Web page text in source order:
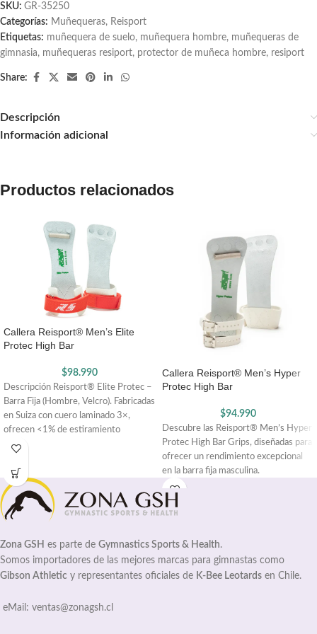
SKU: GR-35250
Categorías: Muñequeras, Reisport
Etiquetas: muñequera de suelo, muñequera hombre, muñequeras de
gimnasia, muñequeras resiport, protector de muñeca hombre, resiport
Share:
Descripción
Información adicional
Productos relacionados
Callera Reisport® Men’s Elite
Protec High Bar
$98.990
Descripción Reisport® Elite Protec –
Barra Fija (Hombre, Velcro). Fabricadas
en Suiza con cuero laminado 3×,
ofrecen <1% de estiramiento
Callera Reisport® Men’s Hyper
Protec High Bar
$94.990
Descubre las Reisport® Men’s Hyper
Protec High Bar Grips, diseñadas para
ofrecer un rendimiento excepcional
en la barra fija masculina.
Zona GSH es parte de Gymnastics Sports & Health.
Somos importadores de las mejores marcas para gimnastas como
Gibson Athletic y representantes oficiales de K-Bee Leotards en Chile.
eMail: ventas@zonagsh.cl